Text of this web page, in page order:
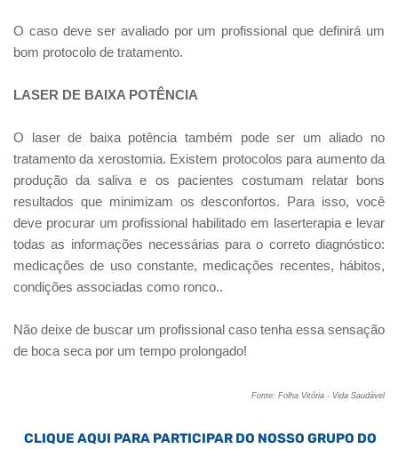
O caso deve ser avaliado por um profissional que definirá um
bom protocolo de tratamento.
LASER DE BAIXA POTÊNCIA
O laser de baixa potência também pode ser um aliado no
tratamento da xerostomia. Existem protocolos para aumento da
produção da saliva e os pacientes costumam relatar bons
resultados que minimizam os desconfortos. Para isso, você
deve procurar um profissional habilitado em laserterapia e levar
todas as informações necessárias para o correto diagnóstico:
medicações de uso constante, medicações recentes, hábitos,
condições associadas como ronco..
Não deixe de buscar um profissional caso tenha essa sensação
de boca seca por um tempo prolongado!
Fonte: Folha Vitória - Vida Saudável
CLIQUE AQUI PARA PARTICIPAR DO NOSSO GRUPO DO